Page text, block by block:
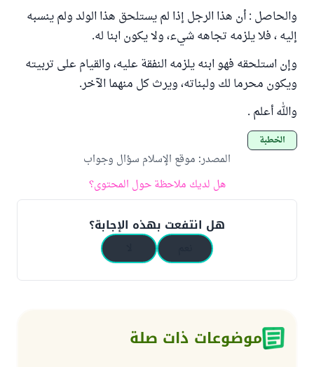
والحاصل : أن هذا الرجل إذا لم يستلحق هذا الولد ولم ينسبه
إليه ، فلا يلزمه تجاهه شيء، ولا يكون ابنا له.
وإن استلحقه فهو ابنه يلزمه النفقة عليه، والقيام على تربيته
ويكون محرما لك ولبناته، ويرث كل منهما الآخر.
والله أعلم .
الخطبة
المصدر: موقع الإسلام سؤال وجواب
هل لديك ملاحظة حول المحتوى؟
هل انتفعت بهذه الإجابة؟
موضوعات ذات صلة